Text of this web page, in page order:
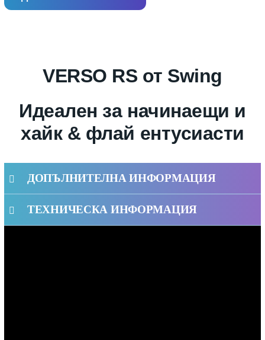
VERSO RS от Swing
Идеален за начинаещи и
хайк & флай ентусиасти
ДОПЪЛНИТЕЛНА ИНФОРМАЦИЯ
ТЕХНИЧЕСКА ИНФОРМАЦИЯ